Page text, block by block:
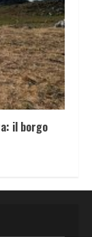
il borgo